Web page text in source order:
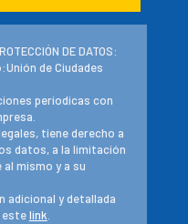
DE DATOS:
:Unión de Ciudades
periodicas con
tiene derecho a
datos, a la limitación
mismo y a su
adicional y detallada
estelink.